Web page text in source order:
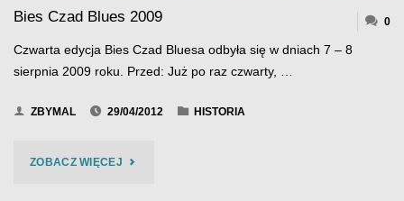
Bies Czad Blues 2009 0
Czwarta edycja Bies Czad Bluesa odbyła się w dniach 7 – 8
sierpnia 2009 roku. Przed: Już po raz czwarty, …
ZBYMAL 29/04/2012 HISTORIA
ZOBACZ WIĘCEJ"BIES